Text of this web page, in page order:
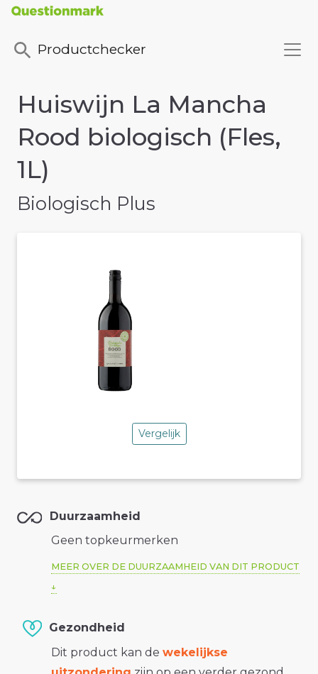
Productchecker
Huiswijn La Mancha
Rood biologisch (Fles,
1L)
Biologisch Plus
Vergelijk
Duurzaamheid
Geen topkeurmerken
MEER OVER DE DUURZAAMHEID VAN DIT PRODUCT
Gezondheid
Dit product kan de wekelijkse